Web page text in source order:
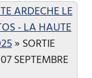
ARDECHE LE
- LA HAUTE
» SORTIE
SEPTEMBRE